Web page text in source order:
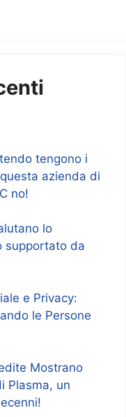
tengono i
azienda di
no!
lo
supportato da
e Privacy:
le Persone
Mostrano
Plasma, un